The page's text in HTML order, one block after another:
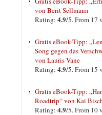
von Berit Sellmann
Rating: 4.9/5. From 17
Gratis eBook-Tipp:
Song gegen das
von Lauris Vane
Rating: 4.9/5. From 15
Gratis eBook-Tipp:
Roadtrip“ von Kai
Rating: 4.9/5. From 10